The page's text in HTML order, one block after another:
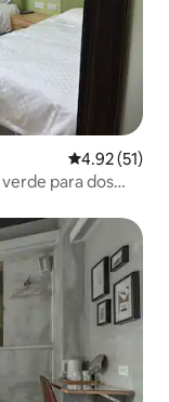
Calificación
4.92 (51)
para dos